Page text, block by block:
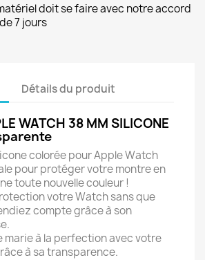
doit se faire avec notre accord
7 jours
Détails du produit
WATCH 38 MM SILICONE
colorée pour Apple Watch
pour protéger votre montre en
toute nouvelle couleur !
votre Watch sans que
compte grâce à son
marie à la perfection avec votre
à sa transparence.